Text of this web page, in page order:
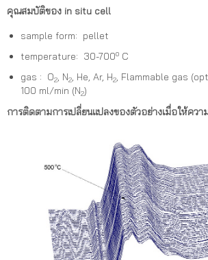
คุณสมบัติของ in situ cell
sample form: pellet
temperature: 30-700o C
gas : O2, N2, He, Ar, H2, Flammable gas
100 ml/min (N2)
การติดตามการเปลี่ยนแปลงของตัวอย่างเมื่อให้ควา